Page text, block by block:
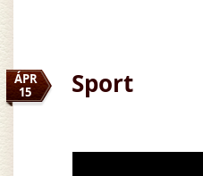
ÁPR
15
Sport